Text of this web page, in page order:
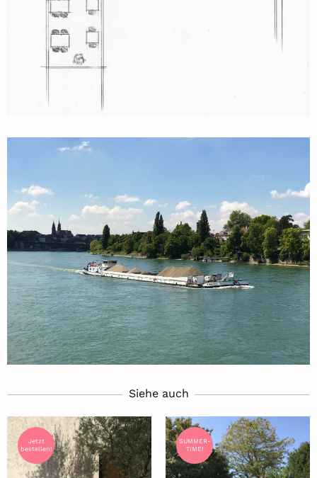
Siehe auch
Jetzt
bestellen!
SUMMER-
TIME!